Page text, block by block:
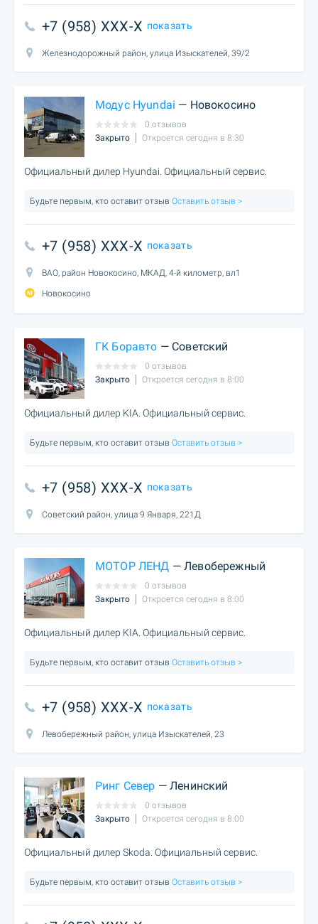
+7 (958) XXX-X показать
Железнодорожный район, улица Изыскателей, 39/2
Модус Hyundai — Новокосино
0 отзывов
Закрыто
Откроется сегодня в 8:30
Официальный дилер Hyundai. Официальный сервис.
Будьте первым, кто оставит отзыв Оставить отзыв >
+7 (958) XXX-X показать
ВАО, район Новокосино, МКАД, 4-й километр, вл1
Новокосино
ГК Боравто — Советский
0 отзывов
Закрыто
Откроется сегодня в 8:00
Официальный дилер KIA. Официальный сервис.
Будьте первым, кто оставит отзыв Оставить отзыв >
+7 (958) XXX-X показать
Советский район, улица 9 Января, 221Д
МОТОР ЛЕНД — Левобережный
0 отзывов
Закрыто
Откроется сегодня в 8:00
Официальный дилер KIA. Официальный сервис.
Будьте первым, кто оставит отзыв Оставить отзыв >
+7 (958) XXX-X показать
Левобережный район, улица Изыскателей, 23
Ринг Север — Ленинский
0 отзывов
Закрыто
Откроется сегодня в 8:00
Официальный дилер Skoda. Официальный сервис.
Будьте первым, кто оставит отзыв Оставить отзыв >